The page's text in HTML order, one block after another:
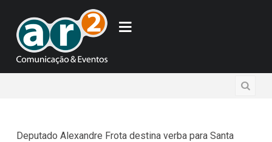
Deputado Alexandre Frota destina verba para Santa